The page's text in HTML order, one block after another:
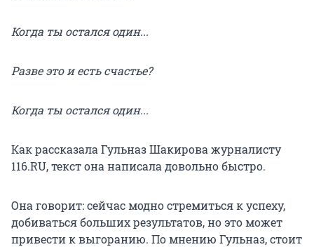
Когда ты остался один...
Разве это и есть счастье?
Когда ты остался один...
Как рассказала Гульназ Шакирова журналисту
116.RU, текст она написала довольно быстро.
Она говорит: сейчас модно стремиться к успеху,
добиваться больших результатов, но это может
привести к выгоранию. По мнению Гульназ, стоит